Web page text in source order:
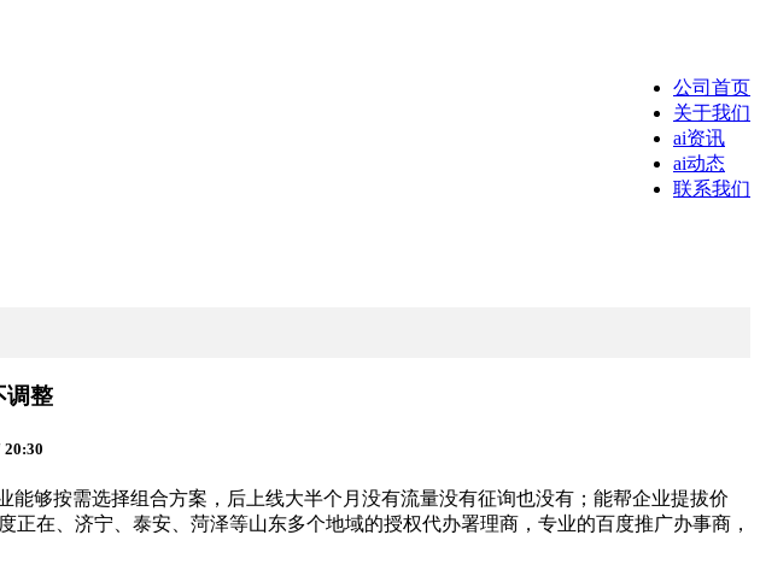
公司首页
关于我们
ai资讯
ai动态
联系我们
调整
20:30
按需选择组合方案，后上线大半个月没有流量没有征询也没有；能帮企业提拔价
在、济宁、泰安、菏泽等山东多个地域的授权代办署理商，专业的百度推广办事商，